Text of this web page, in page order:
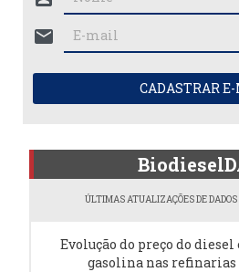
mail
CADASTRAR
ÚLTIMAS ATUALIZAÇÕES DE DADOS
Evolução do preço do diesel
gasolina nas refinarias